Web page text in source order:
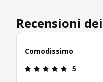
Recensioni
Salta le recensioni
Comodissimo
5